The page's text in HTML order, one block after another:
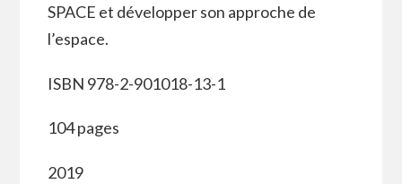
SPACE et développer son approche de
l’espace.
ISBN 978-2-901018-13-1
104 pages
2019